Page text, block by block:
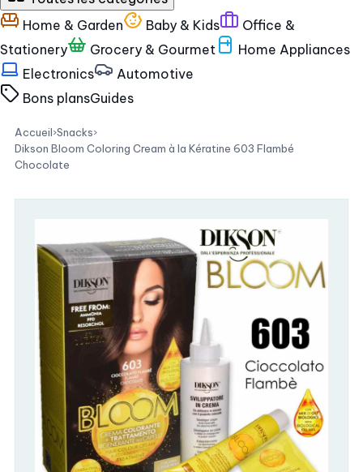
Home & Garden
Baby & Kids
Office &
Stationery
Grocery & Gourmet
Home Appliances
Electronics
Automotive
Bons plansGuides
Accueil›Snacks›
Dikson Bloom Coloring Cream à la Kératine 603 Flambé
Chocolate